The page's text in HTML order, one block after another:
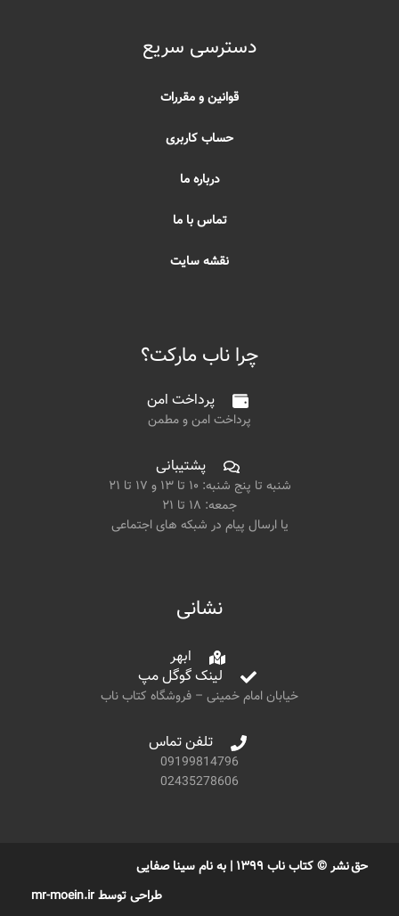
دسترسی سریع
قوانین و مقررات
حساب کاربری
درباره ما
تماس با ما
نقشه سایت
چرا ناب مارکت؟
پرداخت امن
پرداخت امن و مطمن
پشتیبانی
شنبه تا پنج شنبه: ۱۰ تا ۱۳ و ۱۷ تا ۲۱
جمعه: ۱۸ تا ۲۱
یا ارسال پیام در شبکه های اجتماعی
نشانی
ابهر
لینک گوگل مپ
خیابان امام خمینی – فروشگاه کتاب ناب
تلفن تماس
09199814796
02435278606
حق نشر © کتاب ناب ۱۳۹۹ | به نام سینا صفایی
طراحی توسط mr-moein.ir